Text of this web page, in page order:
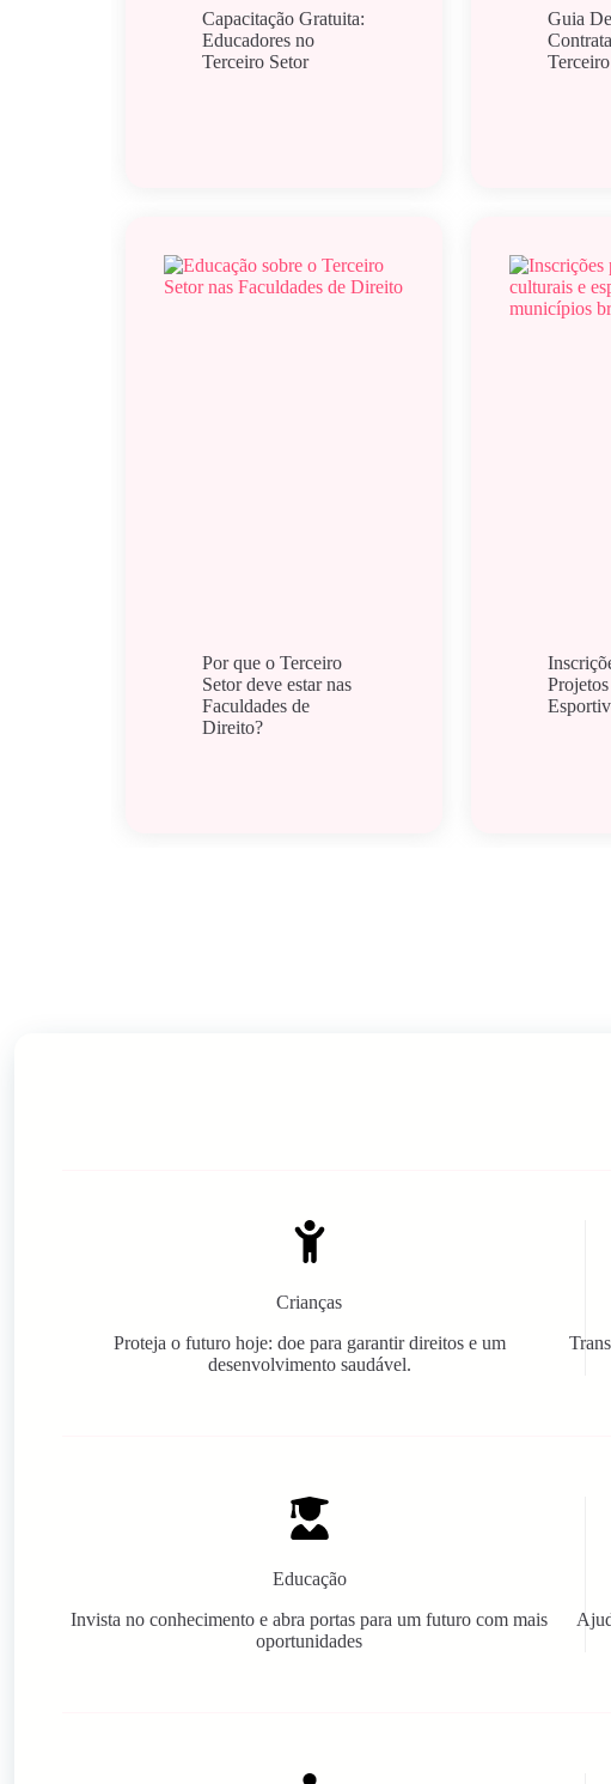
Capacitação Gratuita:
Educadores no
Terceiro Setor
Guia
Por que o Terceiro
Setor deve estar nas
Faculdades de
Direito?
Crianças
Proteja o futuro hoje: doe para garantir direitos e um
desenvolvimento saudável.
Educação
Invista no conhecimento e abra portas para um futuro com mais
oportunidades